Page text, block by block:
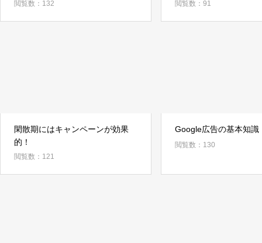
閲覧数：132 閲覧数：91
閑散期にはキャンペーンが効果
的！
閲覧数：121
Google広告の基本知識
閲覧数：130